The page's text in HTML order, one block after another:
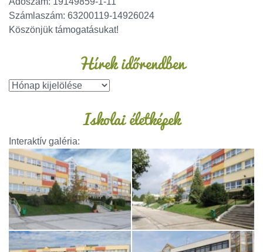
Számlaszám: 63200119-14926024
Köszönjük támogatásukat!
Hírek időrendben
Iskolai életképek
Interaktív galéria: